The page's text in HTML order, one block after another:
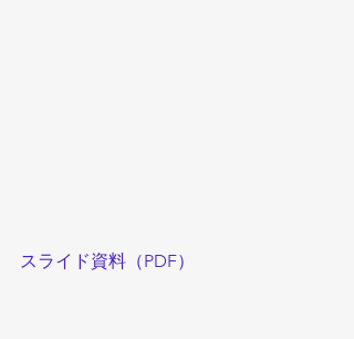
スライド資料（PDF）